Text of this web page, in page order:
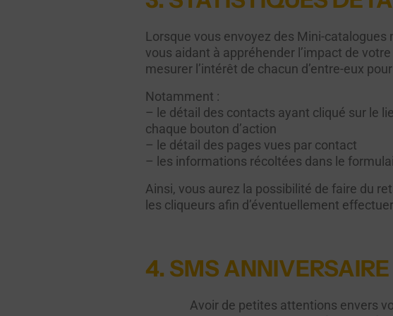
Lorsque vous envoyez des Mini-
vous aidant à appréhender l’impact de
mesurer l’intérêt de chacun d’entre-eux
Notamment :
– le détail des contacts ayant cliqué sur le
chaque bouton d’action
– le détail des pages vues par contact
– les informations récoltées dans le
Ainsi, vous aurez la possibilité de faire du
les cliqueurs afin d’éventuellement
4. SMS
Avoir de petites attentions envers